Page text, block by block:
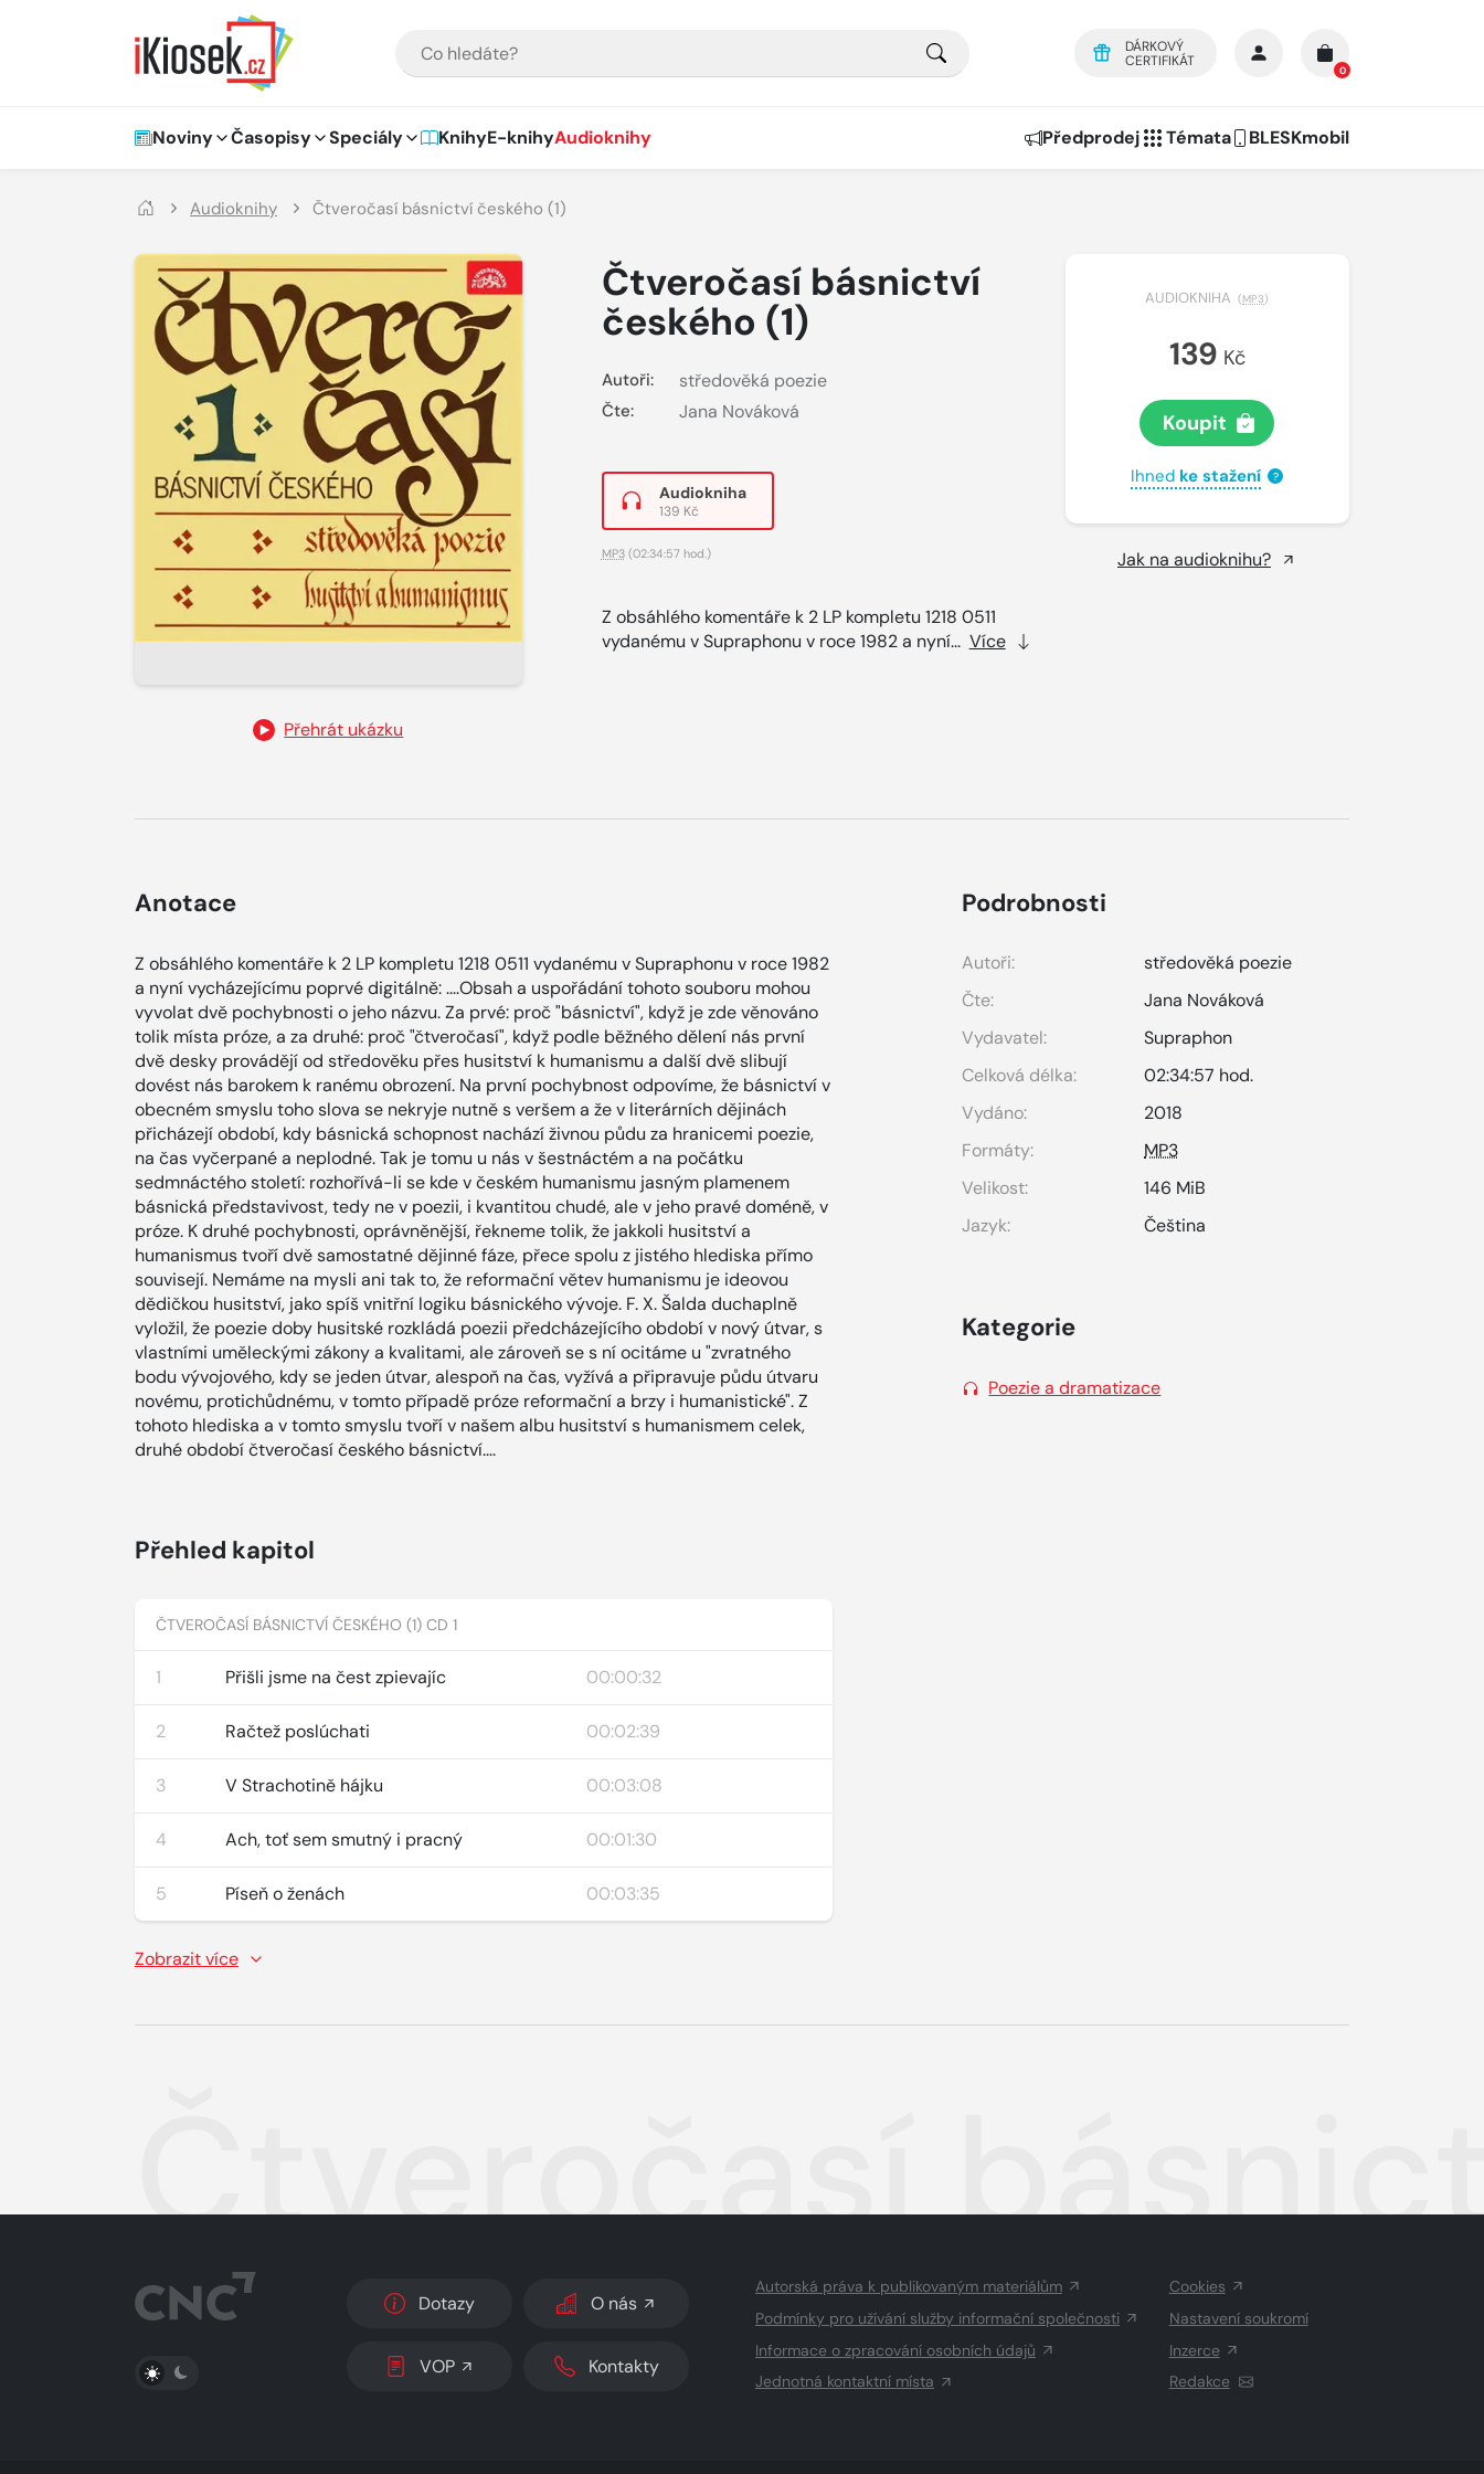
DÁRKOVÝ
CERTIFIKÁT
0
Hlavní navigace
Noviny Časopisy Speciály KnihyE-knihyAudioknihy Předprodej Témata BLESKmobil
Audioknihy Čtveročasí básnictví českého (1)
Přehrát ukázku
Čtveročasí básnictví
českého (1)
Autoři: středověká poezie
Čte: Jana Nováková
Audiokniha
139 Kč
MP3(02:34:57 hod.)
Z obsáhlého komentáře k 2 LP kompletu 1218 0511
vydanému v Supraphonu v roce 1982 a nyní... Více
AUDIOKNIHA (MP3)
139 Kč
Koupit
Ihned ke stažení ?
Jak na audioknihu?
Anotace
Z obsáhlého komentáře k 2 LP kompletu 1218 0511 vydanému v Supraphonu v roce 1982
a nyní vycházejícímu poprvé digitálně: ....Obsah a uspořádání tohoto souboru mohou
vyvolat dvě pochybnosti o jeho názvu. Za prvé: proč "básnictví", když je zde věnováno
tolik místa próze, a za druhé: proč "čtveročasí", když podle běžného dělení nás první
dvě desky provádějí od středověku přes husitství k humanismu a další dvě slibují
dovést nás barokem k ranému obrození. Na první pochybnost odpovíme, že básnictví v
obecném smyslu toho slova se nekryje nutně s veršem a že v literárních dějinách
přicházejí období, kdy básnická schopnost nachází živnou půdu za hranicemi poezie,
na čas vyčerpané a neplodné. Tak je tomu u nás v šestnáctém a na počátku
sedmnáctého století: rozhořívá-li se kde v českém humanismu jasným plamenem
básnická představivost, tedy ne v poezii, i kvantitou chudé, ale v jeho pravé doméně, v
próze. K druhé pochybnosti, oprávněnější, řekneme tolik, že jakkoli husitství a
humanismus tvoří dvě samostatné dějinné fáze, přece spolu z jistého hlediska přímo
souvisejí. Nemáme na mysli ani tak to, že reformační větev humanismu je ideovou
dědičkou husitství, jako spíš vnitřní logiku básnického vývoje. F. X. Šalda duchaplně
vyložil, že poezie doby husitské rozkládá poezii předcházejícího období v nový útvar, s
vlastními uměleckými zákony a kvalitami, ale zároveň se s ní ocitáme u "zvratného
bodu vývojového, kdy se jeden útvar, alespoň na čas, vyžívá a připravuje půdu útvaru
novému, protichůdnému, v tomto případě próze reformační a brzy i humanistické". Z
tohoto hlediska a v tomto smyslu tvoří v našem albu husitství s humanismem celek,
druhé období čtveročasí českého básnictví....
Přehled kapitol
ČTVEROČASÍ BÁSNICTVÍ ČESKÉHO (1) CD 1
1 Přišli jsme na čest zpievajíc 00:00:32
2 Račtež poslúchati 00:02:39
3 V Strachotině hájku 00:03:08
4 Ach, toť sem smutný i pracný 00:01:30
5 Píseň o ženách 00:03:35
Zobrazit více
Podrobnosti
Autoři:
středověká poezie
Čte:
Jana Nováková
Vydavatel:
Supraphon
Celková délka:
02:34:57 hod.
Vydáno:
2018
Formáty:
MP3
Velikost:
146 MiB
Jazyk:
Čeština
Kategorie
Poezie a dramatizace
Čtveročasí
PŘEPNOUT SVĚTLÝ/TMAVÝ REŽIM
Dotazy O nás
VOP Kontakty
Autorská práva k publikovaným materiálům
Podmínky pro užívání služby informační společnosti
Informace o zpracování osobních údajů
Jednotná kontaktní místa
Cookies
Nastavení soukromí
Inzerce
Redakce